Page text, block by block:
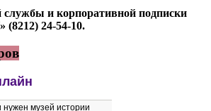
службы и корпоративной подписки
24-54-10.